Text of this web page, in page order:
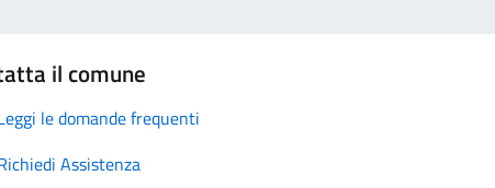
il comune
le domande frequenti
Assistenza